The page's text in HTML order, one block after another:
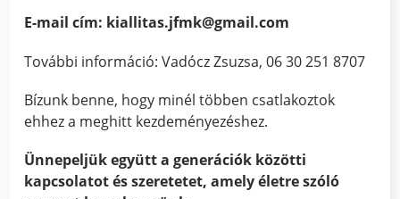
E-mail cím: kiallitas.jfmk@gmail.com
További információ: Vadócz Zsuzsa, 06 30 251 8707
Bízunk benne, hogy minél többen csatlakoztok
ehhez a meghitt kezdeményezéshez.
Ünnepeljük együtt a generációk közötti
kapcsolatot és szeretetet, amely életre szóló